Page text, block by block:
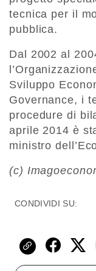
tecnica per il
pubblica.
Dal 2002 al
Sviluppo
Governance, i
procedure di
aprile 2014 è
ministro
(c)
CONDIVIDI SU: